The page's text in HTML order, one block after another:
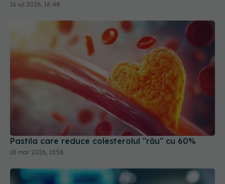
16 iul 2026, 16:48
Pastila care reduce colesterolul "rău" cu 60%
18 mar 2026, 13:58